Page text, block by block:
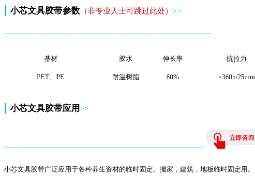
| 小芯文具胶带参数 （非专业人士可跳过此处） >>
--------------------------------------------------------------------------------------
基材 胶水 伸长率 抗拉力
PET、PE 耐温树脂 60% ≥360n/25mm
| 小芯文具胶带应用>>
-----------------------------------------------------------------------------------
小芯文具胶带广泛应用于各种养生资材的临时固定。搬家，建筑，地板临时固定用。